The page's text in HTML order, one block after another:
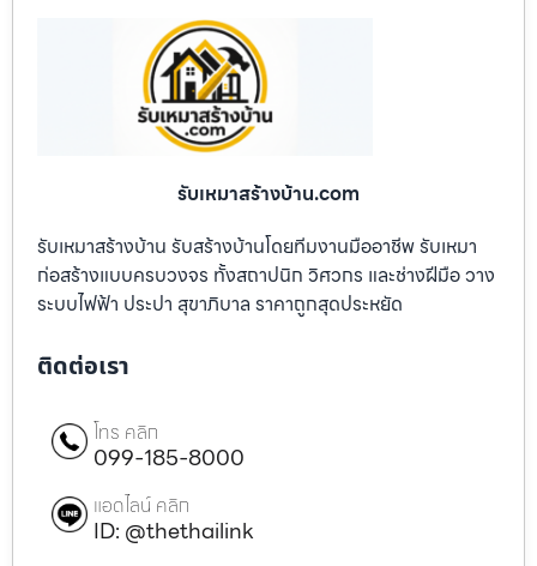
รับเหมาสร้างบ้าน.com
รับเหมาสร้างบ้าน รับสร้างบ้านโดยทีมงานมืออาชีพ รับเหมา
ก่อสร้างแบบครบวงจร ทั้งสถาปนิก วิศวกร และช่างฝีมือ วาง
ระบบไฟฟ้า ประปา สุขาภิบาล ราคาถูกสุดประหยัด
ติดต่อเรา
โทร คลิก
099-185-8000
แอดไลน์ คลิก
ID: @thethailink